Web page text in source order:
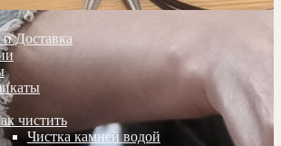
Доставка
чистить
Чистка камней водой